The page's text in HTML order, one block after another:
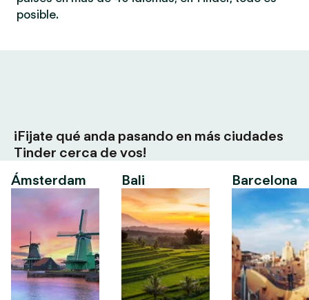
posible.
¡Fijate qué anda pasando en más ciudades
Tinder cerca de vos!
Ámsterdam
Bali Barcelona